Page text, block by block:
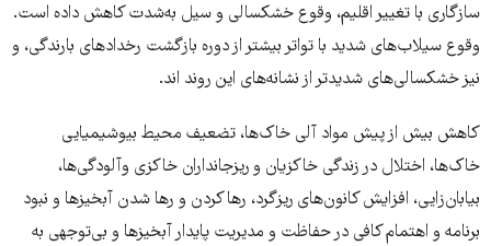
سازگاری با تغییر اقلیم، وقوع خشکسالی و سیل به‌شدت کاهش داده است.
وقوع سیلاب‌های شدید با تواتر بیشتر از دوره بازگشت رخدادهای بارندگی، و
نیز خشکسالی‌های شدیدتر از نشانه‌های این روند‌ اند.
کاهش بیش از پیش مواد آلی خاک‌ها، تضعیف محیط بیوشیمیایی
خاک‌ها، اختلال در زندگی خاکزیان و ریزجانداران خاکزی وآلودگی‌ها،
بیابان‌زایی، افزایش کانون‌های ریزگرد، رها کردن و رها شدن آبخیزها و نبود
برنامه و اهتمام کافی در حفاظت و مدیریت پایدار آبخیزها و بی‌توجهی به